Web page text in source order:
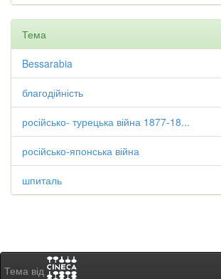
Тема
Bessarabia
благодійність
російсько- турецька війна 1877-18...
російсько-японська війна
шпиталь
Тема від